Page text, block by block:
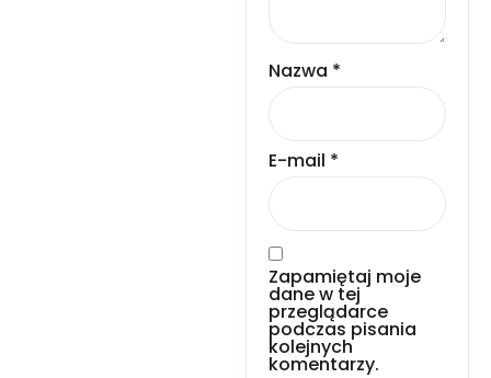
Nazwa *
E-mail *
Zapamiętaj moje
dane w tej
przeglądarce
podczas pisania
kolejnych
komentarzy.